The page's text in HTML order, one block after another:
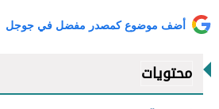
أضف موضوع كمصدر مفضل في جوجل
محتويات